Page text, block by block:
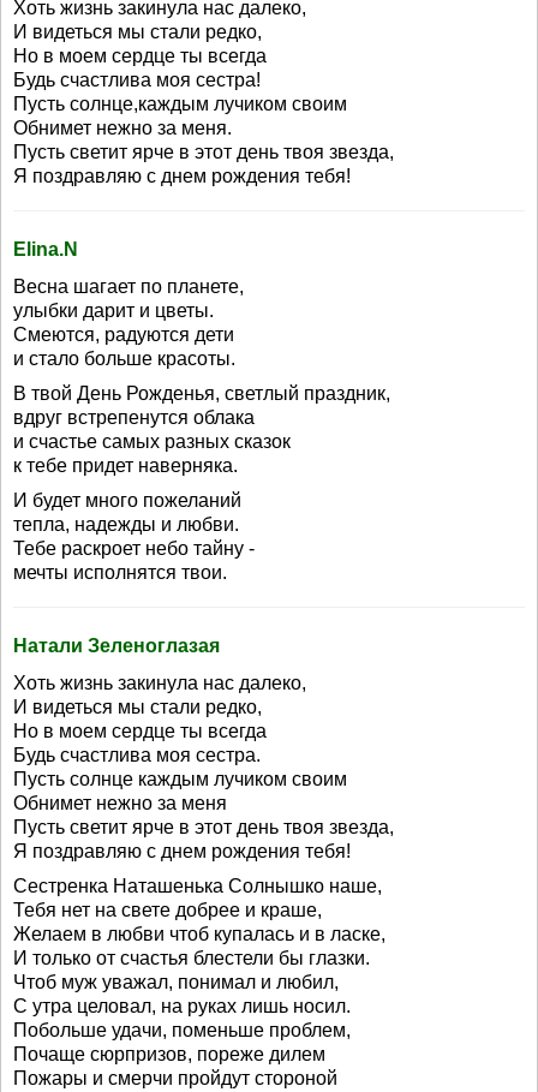
Хоть жизнь закинула нас далеко,
И видеться мы стали редко,
Но в моем сердце ты всегда
Будь счастлива моя сестра!
Пусть солнце,каждым лучиком своим
Обнимет нежно за меня.
Пусть светит ярче в этот день твоя звезда,
Я поздравляю с днем рождения тебя!
Elina.N
Весна шагает по планете,
улыбки дарит и цветы.
Смеются, радуются дети
и стало больше красоты.
В твой День Рожденья, светлый праздник,
вдруг встрепенутся облака
и счастье самых разных сказок
к тебе придет наверняка.
И будет много пожеланий
тепла, надежды и любви.
Тебе раскроет небо тайну -
мечты исполнятся твои.
Натали Зеленоглазая
Хоть жизнь закинула нас далеко,
И видеться мы стали редко,
Но в моем сердце ты всегда
Будь счастлива моя сестра.
Пусть солнце каждым лучиком своим
Обнимет нежно за меня
Пусть светит ярче в этот день твоя звезда,
Я поздравляю с днем рождения тебя!
Сестренка Наташенька Солнышко наше,
Тебя нет на свете добрее и краше,
Желаем в любви чтоб купалась и в ласке,
И только от счастья блестели бы глазки.
Чтоб муж уважал, понимал и любил,
С утра целовал, на руках лишь носил.
Побольше удачи, поменьше проблем,
Почаще сюрпризов, пореже дилем
Пожары и смерчи пройдут стороной